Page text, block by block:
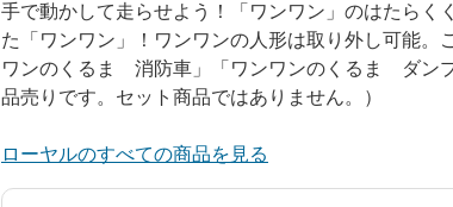
手で動かして走らせよう！「ワンワン」のはたらく
た「ワンワン」！ワンワンの人形は取り外し可能
ワンのくるま 消防車」「ワンワンのくるま ダン
品売りです。セット商品ではありません。）
ローヤルのすべての商品を見る